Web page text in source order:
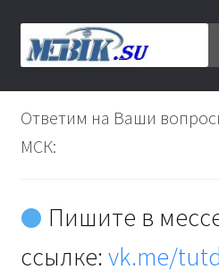
Перейти
к
Перейти
к
Главная
Дипломникам
Ответим на Ваши
МСК:
Пишите в
ссылке:vk.me/